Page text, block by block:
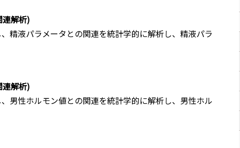
解析)
精液パラメータとの関連を統計学的に解析し、精液パラ
解析)
男性ホルモン値との関連を統計学的に解析し、男性ホル